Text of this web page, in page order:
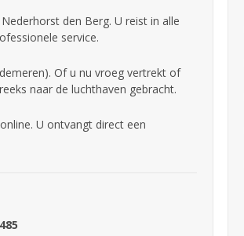
den Berg. U reist in alle
service.
Of u nu vroeg vertrekt of
naar de luchthaven gebracht.
U ontvangt direct een